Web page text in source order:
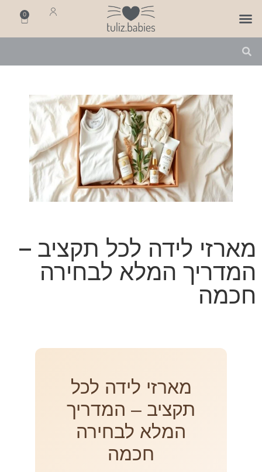
0
מארזי לידה לכל תקציב –
המדריך המלא לבחירה
חכמה
מארזי לידה לכל
תקציב – המדריך
המלא לבחירה
חכמה